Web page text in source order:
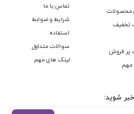
محصولات
تخفیف
پر فروش
مهم
تماس با ما
شرایط و ضوابط
استفاده
سوالات متداول
لینک های مهم
شوید: